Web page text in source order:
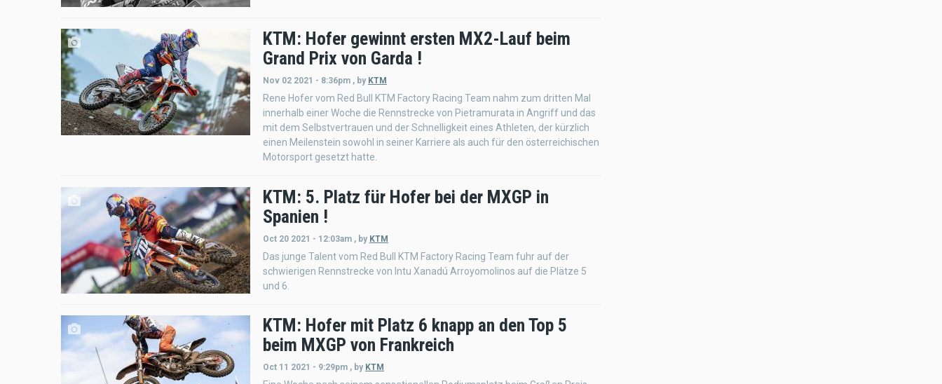
KTM: Hofer gewinnt ersten MX2-Lauf beim
Grand Prix von Garda !
Nov 02 2021 - 8:36pm , by KTM
Rene Hofer vom Red Bull KTM Factory Racing Team nahm zum dritten Mal
innerhalb einer Woche die Rennstrecke von Pietramurata in Angriff und das
mit dem Selbstvertrauen und der Schnelligkeit eines Athleten, der kürzlich
einen Meilenstein sowohl in seiner Karriere als auch für den österreichischen
Motorsport gesetzt hatte.
KTM: 5. Platz für Hofer bei der MXGP in
Spanien !
Oct 20 2021 - 12:03am , by KTM
Das junge Talent vom Red Bull KTM Factory Racing Team fuhr auf der
schwierigen Rennstrecke von Intu Xanadú Arroyomolinos auf die Plätze 5
und 6.
KTM: Hofer mit Platz 6 knapp an den Top 5
beim MXGP von Frankreich
Oct 11 2021 - 9:29pm , by KTM